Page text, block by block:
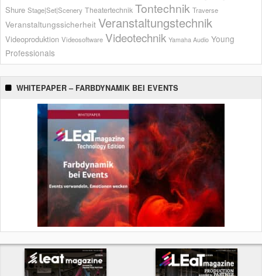
Shure Stage|Set|Scenery Theatertechnik Tontechnik Traverse
Veranstaltungssicherheit Veranstaltungstechnik
Videoproduktion Videosoftware Videotechnik Yamaha Audio Young
Professionals
WHITEPAPER – FARBDYNAMIK BEI EVENTS